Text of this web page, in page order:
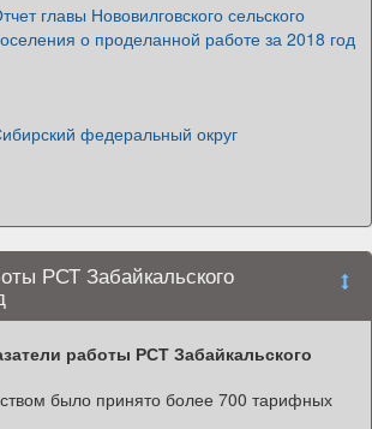
главы Нововилговского сельского
о проделанной работе за 2018 год
федеральный округ
РСТ Забайкальского
работы РСТ Забайкальского
было принято более 700 тарифных